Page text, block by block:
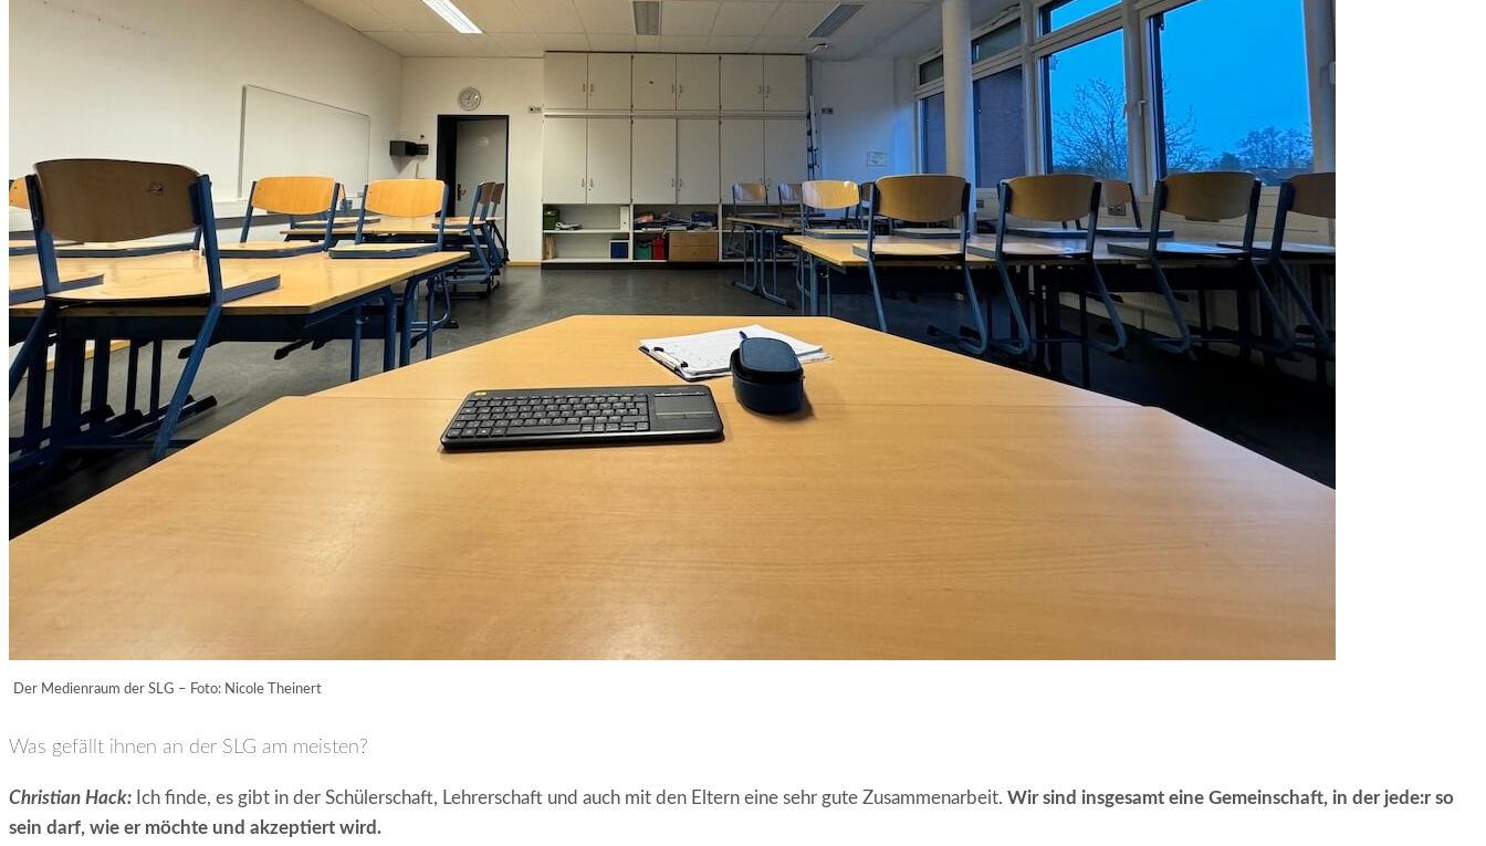
Der Medienraum der SLG – Foto: Nicole Theinert
Was gefällt ihnen an der SLG am meisten?
Christian Hack: Ich finde, es gibt in der Schülerschaft, Lehrerschaft und auch mit den Eltern eine sehr gute Zusammenarbeit. Wir sind insgesamt eine Gemeinschaft, in der jede:r so
sein darf, wie er möchte und akzeptiert wird.